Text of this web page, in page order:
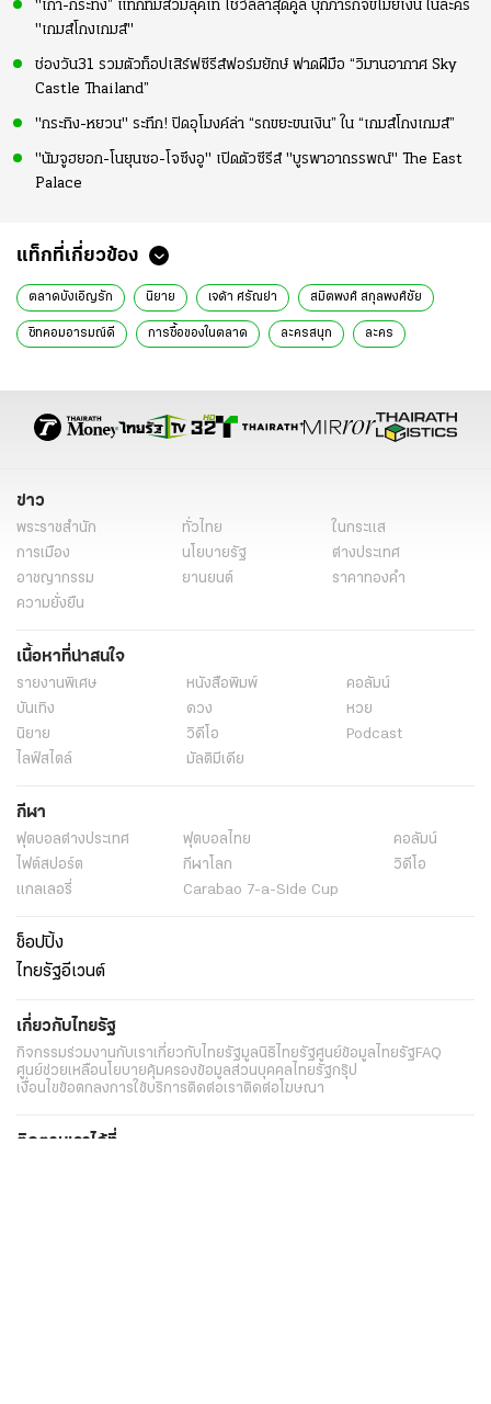
"เก้า-กระทิง” แท็กทีมสวมลุคเท่ โชว์ลีลาสุดคูล บุกภารกิจขโมยเงิน ในละคร
"เกมส์โกงเกมส์"
ช่องวัน31 รวมตัวท็อปเสิร์ฟซีรีส์ฟอร์มยักษ์ ฟาดฝีมือ “วิมานอากาศ Sky
Castle Thailand”
"กระทิง-หยวน" ระทึก! ปิดอุโมงค์ล่า “รถขยะขนเงิน” ใน “เกมส์โกงเกมส์”
"นัมจูฮยอก-โนยุนซอ-โจซึงอู" เปิดตัวซีรีส์ "บูรพาอาถรรพณ์" The East
Palace
แท็กที่เกี่ยวข้อง
ตลาดบังเอิญรัก นิยาย เจด้า ศรัณย่า สมิตพงศ์ สกุลพงศ์ชัย
ซิทคอมอารมณ์ดี การซื้อของในตลาด ละครสนุก ละคร
ข่าว
พระราชสำนัก ทั่วไทย
ในกระแส
การเมือง
นโยบายรัฐ
ต่างประเทศ
อาชญากรรม
ยานยนต์
ราคาทองคำ
ความยั่งยืน
เนื้อหาที่น่าสนใจ
รายงานพิเศษ หนังสือพิมพ์
คอลัมน์
บันเทิง
ดวง
หวย
นิยาย
วิดีโอ
Podcast
ไลฟ์สไตล์
มัลติมีเดีย
กีฬา
ฟุตบอลต่่างประเทศ ฟุตบอลไทย
คอลัมน์
ไฟต์สปอร์ต
กีฬาโลก
วิดีโอ
แกลเลอรี่
Carabao 7-a-Side Cup
ช็อปปิ้ง
ไทยรัฐอีเวนต์
เกี่ยวกับไทยรัฐ
กิจกรรมร่วมงานกับเราเกี่ยวกับไทยรัฐมูลนิธิไทยรัฐศูนย์ข้อมูลไทยรัฐFAQ
ศูนย์ช่วยเหลือนโยบายคุ้มครองข้อมูลส่วนบุคคลไทยรัฐกรุ๊ป
เงื่อนไขข้อตกลงการใช้บริการติดต่อเราติดต่อโฆษณา
ติดตามเราได้ที่